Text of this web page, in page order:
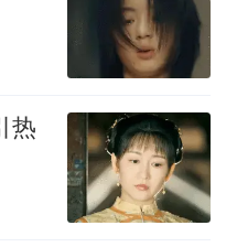
热